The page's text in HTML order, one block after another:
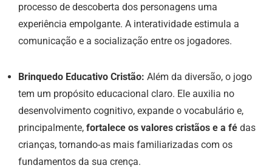
processo de descoberta dos personagens uma
experiência empolgante. A interatividade estimula a
comunicação e a socialização entre os jogadores.
Brinquedo Educativo Cristão: Além da diversão, o jogo
tem um propósito educacional claro. Ele auxilia no
desenvolvimento cognitivo, expande o vocabulário e,
principalmente, fortalece os valores cristãos e a fé das
crianças, tornando-as mais familiarizadas com os
fundamentos da sua crença.